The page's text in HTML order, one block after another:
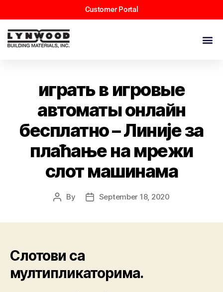
Customer Portal
играть в игровые
автоматы онлайн
бесплатно – Линије за
плаћање на мрежи
слот машинама
By September 18, 2020
Слотови са
мултипликаторима.